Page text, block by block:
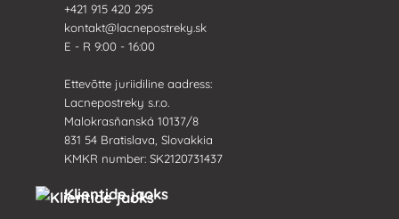
+421 915 420 295
kontakt@lacnepostreky.sk
E - R 9:00 - 16:00
Ettevõtte juriidiline aadress:
Lacnepostreky s.r.o.
Malokrasňanská 10137/8
831 54 Bratislava, Slovakkia
KMKR number: SK2120731437
Klientide jaoks